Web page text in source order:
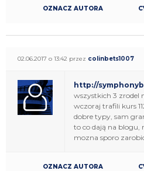
OZNACZ AUTORA
02.06.2017 o 13:42 przez colinbets1007
http://
wszystkich 3 zrodel
wczoraj trafili kurs
dobre typy, sam
to co dają na blogu,
mozna sporo
OZNACZ AUTORA